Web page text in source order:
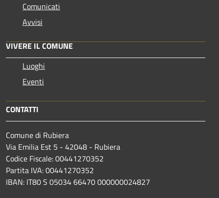
Comunicati
Avvisi
VIVERE IL COMUNE
Luoghi
Eventi
CONTATTI
Comune di Rubiera
Via Emilia Est 5 - 42048 - Rubiera
Codice Fiscale: 00441270352
Partita IVA: 00441270352
IBAN: IT80 S 05034 66470 000000024827